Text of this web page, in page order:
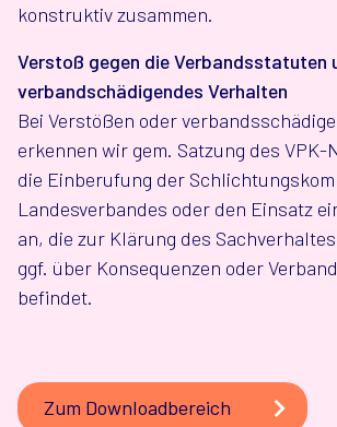
konstruktiv zusammen.
Verstoß gegen die Verbandsstatuten
verbandschädigendes Verhalten
Bei Verstößen oder
erkennen wir gem. Satzung des VPK-
die Einberufung der
Landesverbandes oder den Einsatz
an, die zur Klärung des
ggf. über Konsequenzen oder
befindet.
Zum Downloadbereich